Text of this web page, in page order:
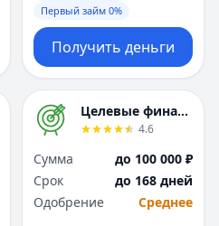
Первый займ 0%
Получить деньги
Целевые финансы
4.6
Сумма
до 100 000 ₽
Срок
до 168 дней
Одобрение
Среднее